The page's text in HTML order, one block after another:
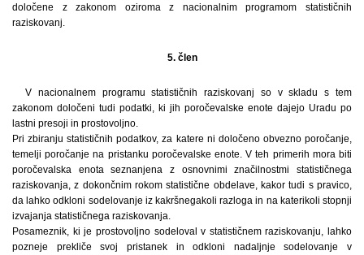
določene z zakonom oziroma z nacionalnim programom statističnih
raziskovanj.
5. člen
V nacionalnem programu statističnih raziskovanj so v skladu s tem
zakonom določeni tudi podatki, ki jih poročevalske enote dajejo Uradu po
lastni presoji in prostovoljno.
Pri zbiranju statističnih podatkov, za katere ni določeno obvezno poročanje,
temelji poročanje na pristanku poročevalske enote. V teh primerih mora biti
poročevalska enota seznanjena z osnovnimi značilnostmi statističnega
raziskovanja, z dokončnim rokom statistične obdelave, kakor tudi s pravico,
da lahko odkloni sodelovanje iz kakršnegakoli razloga in na katerikoli stopnji
izvajanja statističnega raziskovanja.
Posameznik, ki je prostovoljno sodeloval v statističnem raziskovanju, lahko
pozneje prekliče svoj pristanek in odkloni nadaljnje sodelovanje v